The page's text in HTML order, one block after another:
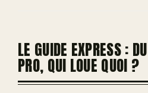
LE GUIDE EXPRESS :
PRO, QUI LOUE QUOI ?